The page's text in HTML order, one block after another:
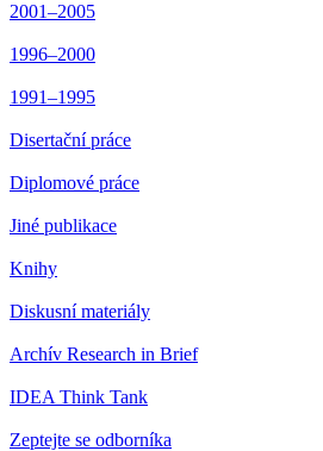
2001–2005
1996–2000
1991–1995
Disertační práce
Diplomové práce
Jiné publikace
Knihy
Diskusní materiály
Archív Research in Brief
IDEA Think Tank
Zeptejte se odborníka